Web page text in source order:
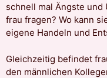
schnell mal Ängste
frau fragen? Wo kann
eigene Handeln und
Gleichzeitig befindet
den männlichen